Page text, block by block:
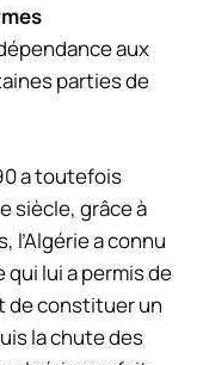
aux
parties de
a toutefois
siècle, grâce à
l’Algérie a connu
lui a permis de
de constituer un
la chute des